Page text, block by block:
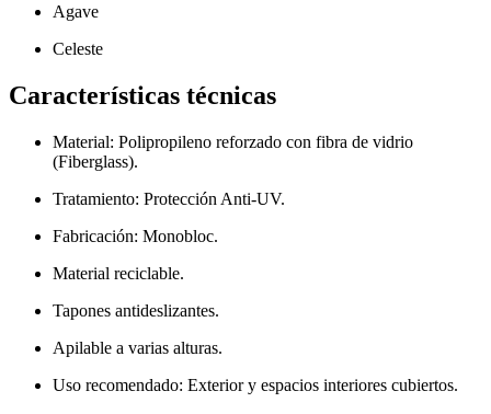
Agave
Celeste
Características técnicas
Material: Polipropileno reforzado con fibra de vidrio
(Fiberglass).
Tratamiento: Protección Anti-UV.
Fabricación: Monobloc.
Material reciclable.
Tapones antideslizantes.
Apilable a varias alturas.
Uso recomendado: Exterior y espacios interiores cubiertos.